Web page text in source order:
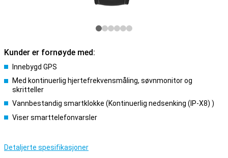
Kunder er fornøyde med:
Innebygd GPS
Med kontinuerlig hjertefrekvensmåling, søvnmonitor og
skritteller
Vannbestandig smartklokke (Kontinuerlig nedsenking (IP-X8) )
Viser smarttelefonvarsler
Detaljerte spesifikasjoner